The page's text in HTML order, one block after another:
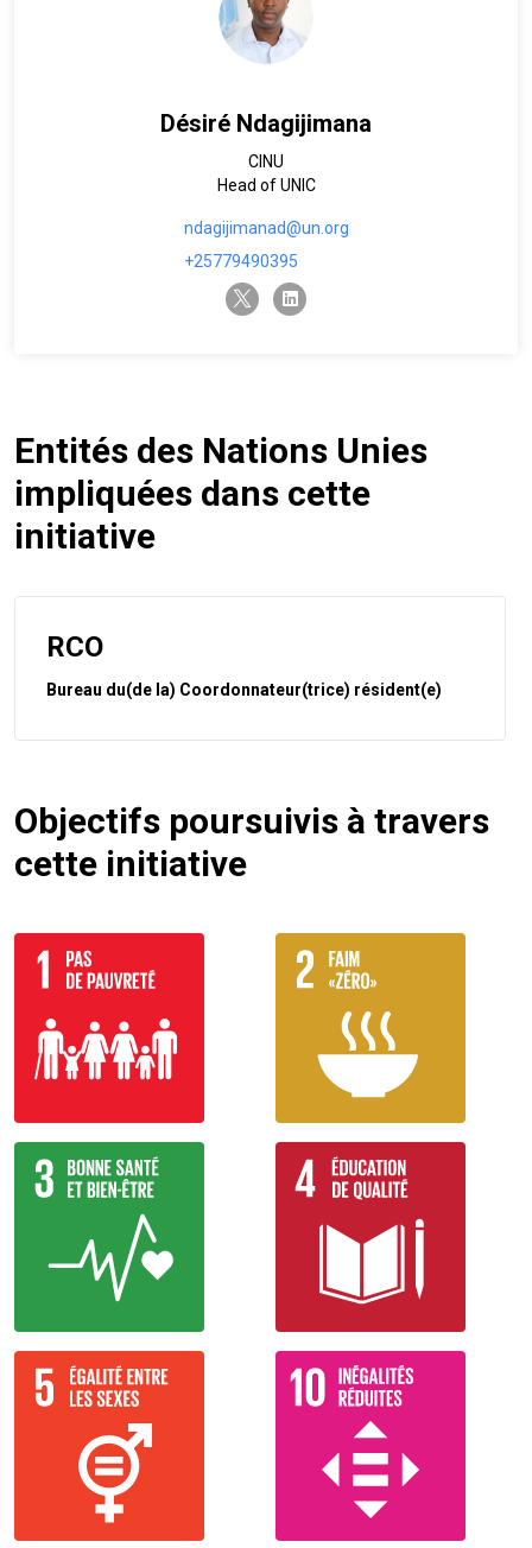
Désiré Ndagijimana
CINU
Head of UNIC
ndagijimanad@un.org
+25779490395
twitter-x linkedin
Entités des Nations Unies
impliquées dans cette
initiative
RCO
Bureau du(de la) Coordonnateur(trice) résident(e)
Objectifs poursuivis à travers
cette initiative